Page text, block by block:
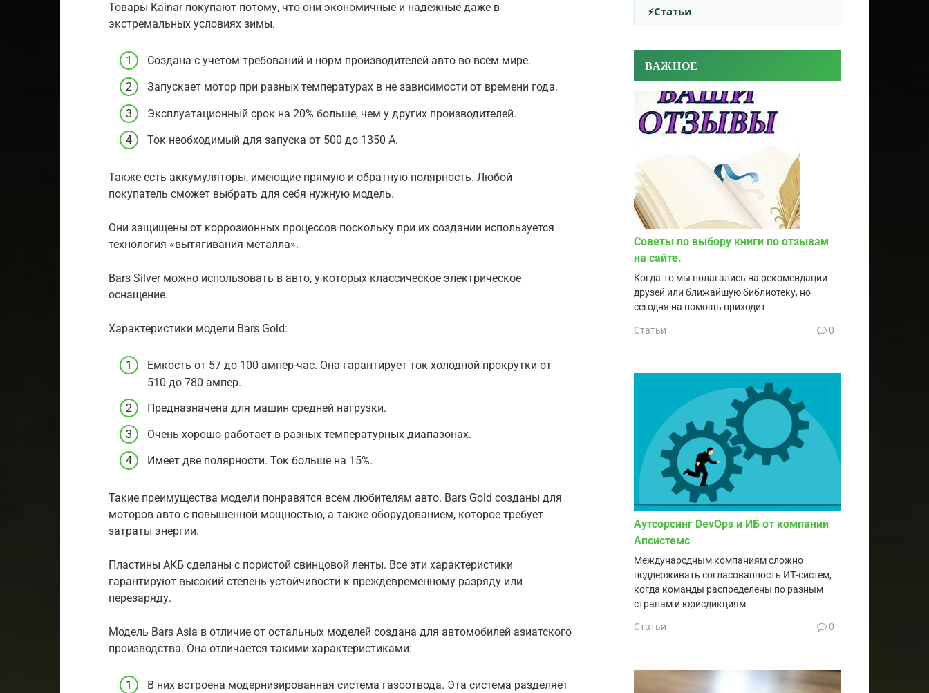
Товары Kainar покупают потому, что они экономичные и надежные даже в
экстремальных условиях зимы.
Создана с учетом требований и норм производителей авто во всем мире.
Запускает мотор при разных температурах в не зависимости от времени года.
Эксплуатационный срок на 20% больше, чем у других производителей.
Ток необходимый для запуска от 500 до 1350 А.
Также есть аккумуляторы, имеющие прямую и обратную полярность. Любой
покупатель сможет выбрать для себя нужную модель.
Они защищены от коррозионных процессов поскольку при их создании используется
технология «вытягивания металла».
Bars Silver можно использовать в авто, у которых классическое электрическое
оснащение.
Характеристики модели Bars Gold:
Емкость от 57 до 100 ампер-час. Она гарантирует ток холодной прокрутки от
510 до 780 ампер.
Предназначена для машин средней нагрузки.
Очень хорошо работает в разных температурных диапазонах.
Имеет две полярности. Ток больше на 15%.
Такие преимущества модели понравятся всем любителям авто. Bars Gold созданы для
моторов авто с повышенной мощностью, а также оборудованием, которое требует
затраты энергии.
Пластины АКБ сделаны с пористой свинцовой ленты. Все эти характеристики
гарантируют высокий степень устойчивости к преждевременному разряду или
перезаряду.
Модель Bars Asia в отличие от остальных моделей создана для автомобилей азиатского
производства. Она отличается такими характеристиками:
В них встроена модернизированная система газоотвода. Эта система разделяет
Статьи
ВАЖНОЕ
Советы по выбору книги по отзывам
на сайте.
Когда-то мы полагались на рекомендации
друзей или ближайшую библиотеку, но
сегодня на помощь приходит
Статьи 0
Аутсорсинг DevOps и ИБ от компании
Апсистемс
Международным компаниям сложно
поддерживать согласованность ИТ-систем,
когда команды распределены по разным
странам и юрисдикциям.
Статьи 0